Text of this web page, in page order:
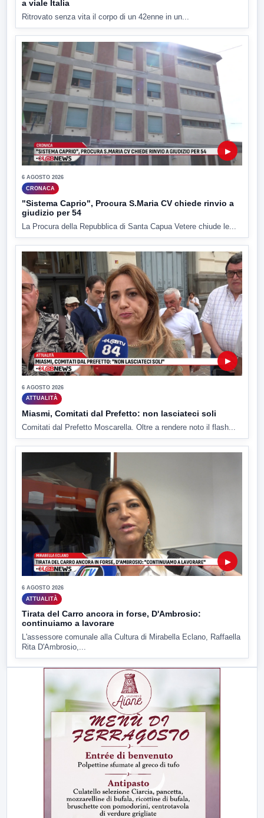
a viale Italia
Ritrovato senza vita il corpo di un 42enne in un...
▶
6 AGOSTO 2026
CRONACA
"Sistema Caprio", Procura S.Maria CV chiede rinvio a
giudizio per 54
La Procura della Repubblica di Santa Capua Vetere chiude le...
▶
6 AGOSTO 2026
ATTUALITÀ
Miasmi, Comitati dal Prefetto: non lasciateci soli
Comitati dal Prefetto Moscarella. Oltre a rendere noto il flash...
▶
6 AGOSTO 2026
ATTUALITÀ
Tirata del Carro ancora in forse, D'Ambrosio:
continuiamo a lavorare
L'assessore comunale alla Cultura di Mirabella Eclano, Raffaella
Rita D'Ambrosio,...